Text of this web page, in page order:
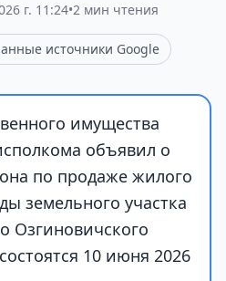
г. 11:24•2 мин чтения
источники Google
имущества
объявил о
по продаже жилого
земельного участка
Озгиновичского
10 июня 2026